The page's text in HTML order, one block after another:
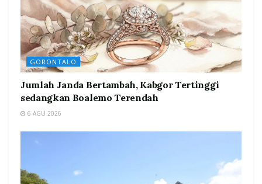
GORONTALO
Jumlah Janda Bertambah, Kabgor Tertinggi
sedangkan Boalemo Terendah
6 AGU 2026